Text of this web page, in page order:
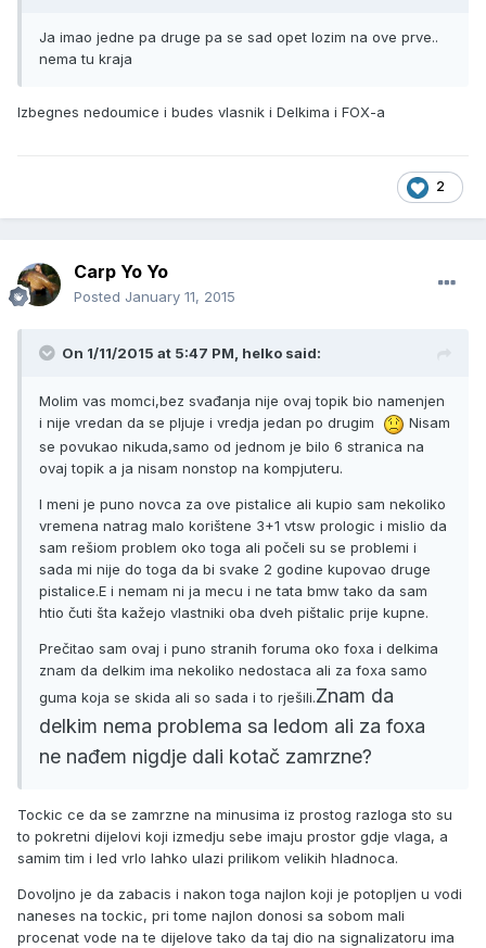
Ja imao jedne pa druge pa se sad opet lozim na ove prve..
nema tu kraja
Izbegnes nedoumice i budes vlasnik i Delkima i FOX-a
2
Carp Yo Yo
Posted January 11, 2015
On 1/11/2015 at 5:47 PM, helko said:
Molim vas momci,bez svađanja nije ovaj topik bio namenjen
i nije vredan da se pljuje i vredja jedan po drugim
Nisam
se povukao nikuda,samo od jednom je bilo 6 stranica na
ovaj topik a ja nisam nonstop na kompjuteru.
I meni je puno novca za ove pistalice ali kupio sam nekoliko
vremena natrag malo korištene 3+1 vtsw prologic i mislio da
sam rešiom problem oko toga ali počeli su se problemi i
sada mi nije do toga da bi svake 2 godine kupovao druge
pistalice.E i nemam ni ja mecu i ne tata bmw tako da sam
htio čuti šta kažejo vlastniki oba dveh pištalic prije kupne.
Prečitao sam ovaj i puno stranih foruma oko foxa i delkima
znam da delkim ima nekoliko nedostaca ali za foxa samo
guma koja se skida ali so sada i to rješili.Znam da
delkim nema problema sa ledom ali za foxa
ne nađem nigdje dali kotač zamrzne?
Tockic ce da se zamrzne na minusima iz prostog razloga sto su
to pokretni dijelovi koji izmedju sebe imaju prostor gdje vlaga, a
samim tim i led vrlo lahko ulazi prilikom velikih hladnoca.
Dovoljno je da zabacis i nakon toga najlon koji je potopljen u vodi
naneses na tockic, pri tome najlon donosi sa sobom mali
procenat vode na te dijelove tako da taj dio na signalizatoru ima